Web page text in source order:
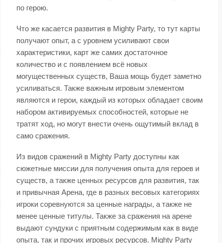
по герою.
Что же касается развития в Mighty Party, то тут карты
получают опыт, а с уровнем усиливают свои
характеристики, карт же самих достаточное
количество и с появлением всё новых
могущественных существ, Ваша мощь будет заметно
усиливаться. Также важным игровым элементом
являются и герои, каждый из которых обладает своим
набором активируемых способностей, которые не
тратят ход, но могут внести очень ощутимый вклад в
само сражения.
Из видов сражений в Mighty Party доступны как
сюжетные миссии для получения опыта для героев и
существ, а также ценных ресурсов для развития, так
и привычная Арена, где в разных весовых категориях
игроки соревнуются за ценные награды, а также не
менее ценные титулы. Также за сражения на арене
выдают сундуки с приятным содержимым как в виде
опыта, так и прочих игровых ресурсов. Mighty Party